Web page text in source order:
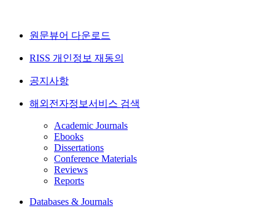
원문뷰어 다운로드
RISS 개인정보 재동의
공지사항
해외전자정보서비스 검색
Academic Journals
Ebooks
Dissertations
Conference Materials
Reviews
Reports
Databases & Journals